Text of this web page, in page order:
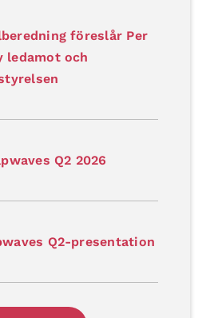
föreslår Per
ledamot och
Q2 2026
Q2-presentation